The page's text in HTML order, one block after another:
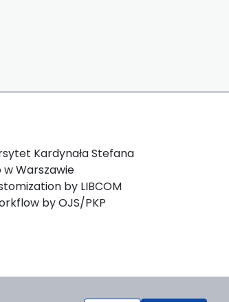
Kardynała Stefana
w Warszawie
by LIBCOM
by OJS/PKP